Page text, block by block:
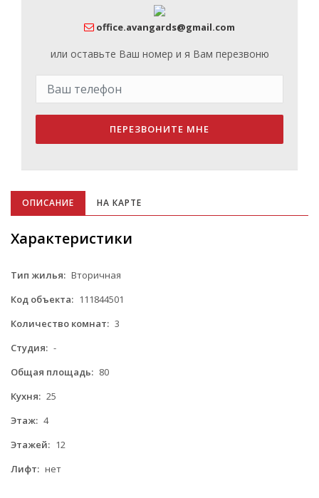
office.avangards@gmail.com
или оставьте Ваш номер и я Вам перезвоню
ПЕРЕЗВОНИТЕ МНЕ
ОПИСАНИЕ НА КАРТЕ
Характеристики
Тип жилья: Вторичная
Код объекта: 111844501
Количество комнат: 3
Студия: -
Общая площадь: 80
Кухня: 25
Этаж: 4
Этажей: 12
Лифт: нет